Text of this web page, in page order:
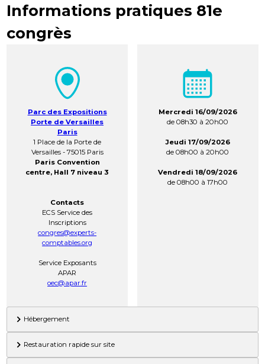
Informations pratiques 81e
congrès
Parc des Expositions
Porte de Versailles
Paris
1 Place de la Porte de
Versailles - 75015 Paris
Paris Convention
centre, Hall 7 niveau 3
Contacts
ECS Service des
Inscriptions
congres@experts-
comptables.org
Service Exposants
APAR
oec@apar.fr
Mercredi 16/09/2026
de 08h30 à 20h00
Jeudi 17/09/2026
de 08h00 à 20h00
Vendredi 18/09/2026
de 08h00 à 17h00
Hébergement
Restauration rapide sur site